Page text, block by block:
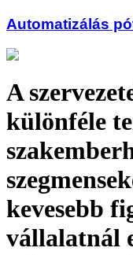
Automatizálás
A
különféle
kevesebb
vállalatnál